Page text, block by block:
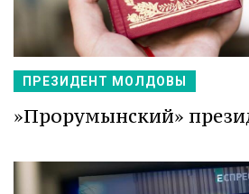
ПРЕЗИДЕНТ МОЛДОВЫ
»Прорумынский»